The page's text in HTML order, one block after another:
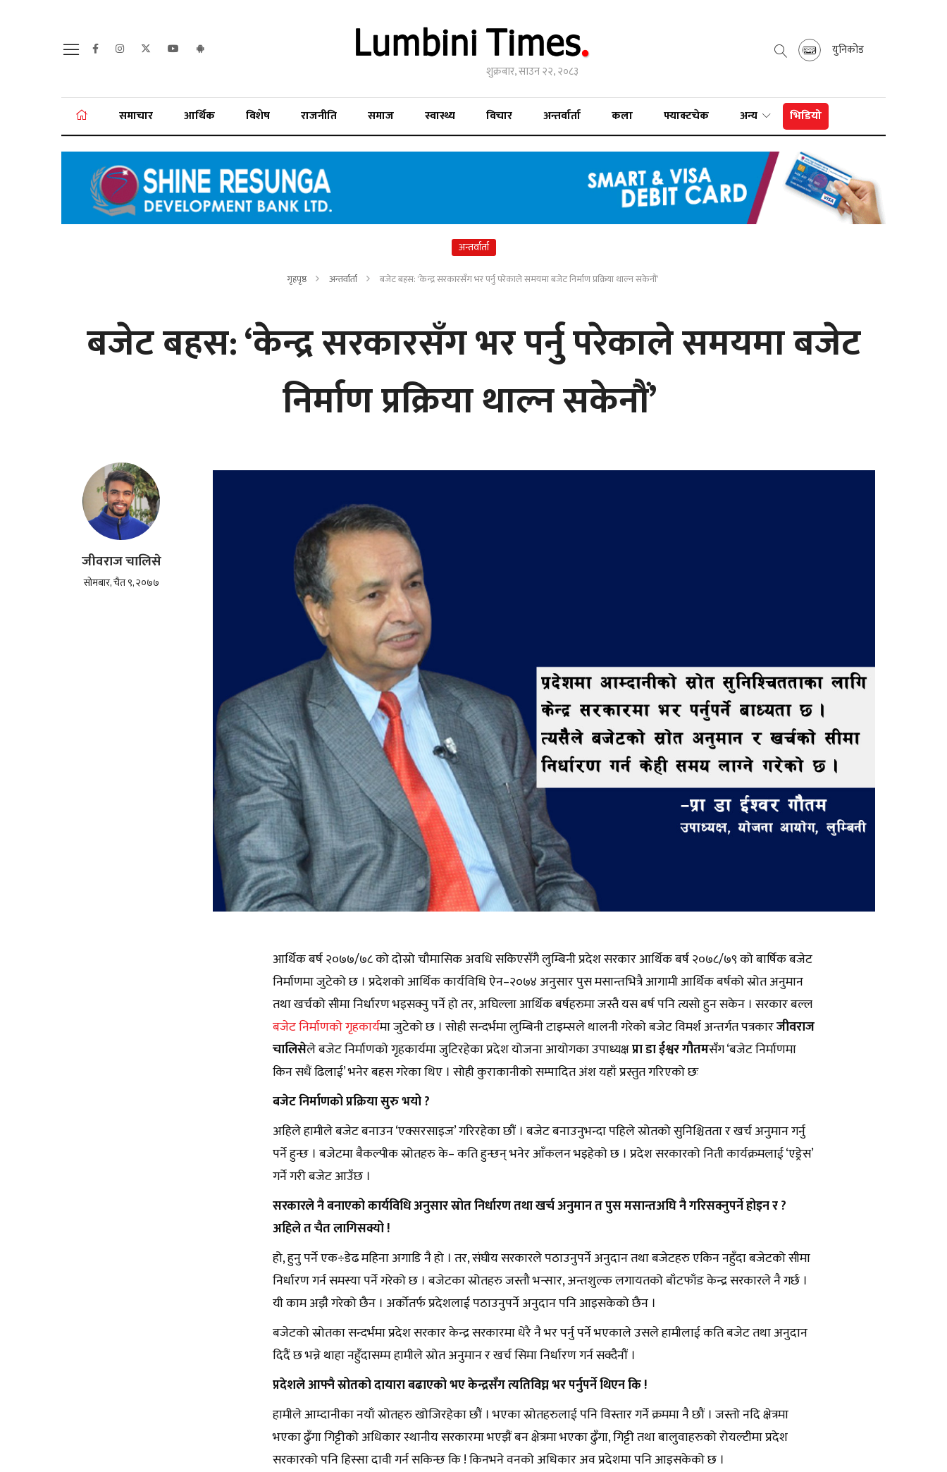
शुक्रबार, साउन २२, २०८३
युनिकोड
समाचार आर्थिक विशेष राजनीति समाज स्वास्थ्य विचार अन्तर्वार्ता कला फ्याक्टचेक अन्य भिडियो
अन्तर्वार्ता
गृहपृष्ठ अन्तर्वार्ता बजेट बहस: ‘केन्द्र सरकारसँग भर पर्नु परेकाले समयमा बजेट निर्माण प्रक्रिया थाल्न सकेनौं’
बजेट बहस: ‘केन्द्र सरकारसँग भर पर्नु परेकाले समयमा बजेट
निर्माण प्रक्रिया थाल्न सकेनौं’
जीवराज चालिसे
सोमबार, चैत ९, २०७७
आर्थिक बर्ष २०७७/७८ को दोस्रो चौमासिक अवधि सकिएसँगै लुम्बिनी प्रदेश सरकार आर्थिक बर्ष २०७८/७९ को बार्षिक बजेट
निर्माणमा जुटेको छ । प्रदेशको आर्थिक कार्यविधि ऐन–२०७४ अनुसार पुस मसान्तभित्रै आगामी आर्थिक बर्षको स्रोत अनुमान
तथा खर्चको सीमा निर्धारण भइसक्नु पर्ने हो तर, अघिल्ला आर्थिक बर्षहरुमा जस्तै यस बर्ष पनि त्यसो हुन सकेन । सरकार बल्ल
बजेट निर्माणको गृहकार्यमा जुटेको छ । साेही सन्दर्भमा लुम्बिनी टाइम्सले थालनी गरेको बजेट विमर्श अन्तर्गत पत्रकारजीवराज
चालिसेले बजेट निर्माणको गृहकार्यमा जुटिरहेका प्रदेश योजना आयोगका उपाध्यक्षप्रा डा ईश्वर गौतमसँग ‘बजेट निर्माणमा
किन सधैं ढिलाई’ भनेर बहस गरेका थिए । सोही कुराकानीको सम्पादित अंश यहाँ प्रस्तुत गरिएको छः
बजेट निर्माणको प्रक्रिया सुरु भयो ?
अहिले हामीले बजेट बनाउन ‘एक्सरसाइज’ गरिरहेका छौं । बजेट बनाउनुभन्दा पहिले स्रोतको सुनिश्चितता र खर्च अनुमान गर्नु
पर्ने हुन्छ । बजेटमा बैकल्पीक स्रोतहरु के– कति हुन्छन् भनेर आँकलन भइहेको छ । प्रदेश सरकारको निती कार्यक्रमलाई ‘एड्रेस’
गर्ने गरी बजेट आउँछ ।
सरकारले नै बनाएको कार्यविधि अनुसार स्रोत निर्धारण तथा खर्च अनुमान त पुस मसान्तअघि नै गरिसक्नुपर्ने होइन र ?
अहिले त चैत लागिसक्यो !
हो, हुनु पर्ने एक÷डेढ महिना अगाडि नै हो । तर, संघीय सरकारले पठाउनुपर्ने अनुदान तथा बजेटहरु एकिन नहुँदा बजेटको सीमा
निर्धारण गर्न समस्या पर्ने गरेको छ । बजेटका स्रोतहरु जस्तौ भन्सार, अन्तशुल्क लगायतको बाँटफाँड केन्द्र सरकारले नै गर्छ ।
यी काम अझै गरेको छैन । अर्कोतर्फ प्रदेशलाई पठाउनुपर्ने अनुदान पनि आइसकेको छैन ।
बजेटको स्रोतका सन्दर्भमा प्रदेश सरकार केन्द्र सरकारमा धेरै नै भर पर्नु पर्ने भएकाले उसले हामीलाई कति बजेट तथा अनुदान
दिदैं छ भन्ने थाहा नहुँदासम्म हामीले स्रोत अनुमान र खर्च सिमा निर्धारण गर्न सक्दैनौं ।
प्रदेशले आफ्नै स्रोतको दायारा बढाएको भए केन्द्रसँग त्यतिविघ्न भर पर्नुपर्ने थिएन कि !
हामीले आम्दानीका नयाँ स्रोतहरु खोजिरहेका छौं । भएका स्रोतहरुलाई पनि विस्तार गर्ने क्रममा नै छौं । जस्तो नदि क्षेत्रमा
भएका ढुँगा गिट्टीको अधिकार स्थानीय सरकारमा भएझैं बन क्षेत्रमा भएका ढुँगा, गिट्टी तथा बालुवाहरुको रोयल्टीमा प्रदेश
सरकारको पनि हिस्सा दावी गर्न सकिन्छ कि ! किनभने वनको अधिकार अव प्रदेशमा पनि आइसकेको छ ।